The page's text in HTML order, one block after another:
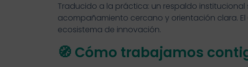
Traducido a la práctica: un respaldo
acompañamiento cercano y orientación clara. El
ecosistema de innovación.
🧭 Cómo trabajamos